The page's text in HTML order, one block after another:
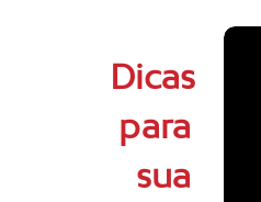
Dicas
para
sua